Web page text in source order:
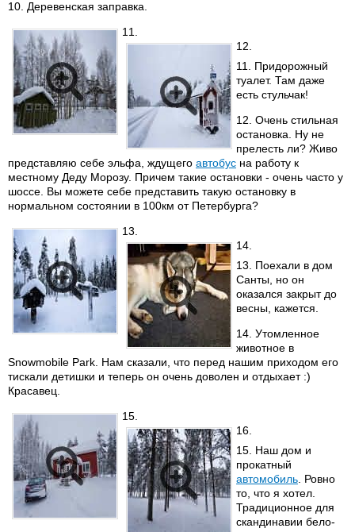
10. Деревенская заправка.
11.
12.
11. Придорожный
туалет. Там даже
есть стульчак!
12. Очень стильная
остановка. Ну не
прелесть ли? Живо
представляю себе эльфа, ждущего автобус на работу к
местному Деду Морозу. Причем такие остановки - очень часто у
шоссе. Вы можете себе представить такую остановку в
нормальном состоянии в 100км от Петербурга?
13.
14.
13. Поехали в дом
Санты, но он
оказался закрыт до
весны, кажется.
14. Утомленное
животное в
Snowmobile Park. Нам сказали, что перед нашим приходом его
тискали детишки и теперь он очень доволен и отдыхает :)
Красавец.
15.
16.
15. Наш дом и
прокатный
автомобиль . Ровно
то, что я хотел.
Традиционное для
скандинавии бело-